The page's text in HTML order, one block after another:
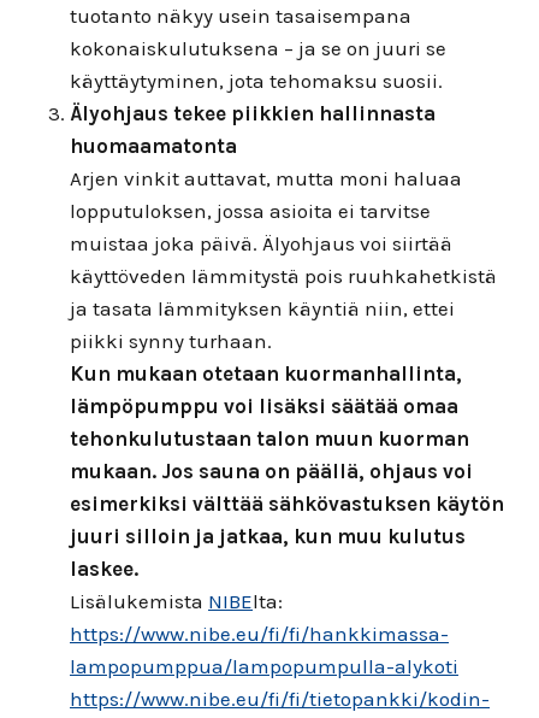
tuotanto näkyy usein tasaisempana
kokonaiskulutuksena – ja se on juuri se
käyttäytyminen, jota tehomaksu suosii.
Älyohjaus tekee piikkien hallinnasta
huomaamatonta
Arjen vinkit auttavat, mutta moni haluaa
lopputuloksen, jossa asioita ei tarvitse
muistaa joka päivä. Älyohjaus voi siirtää
käyttöveden lämmitystä pois ruuhkahetkistä
ja tasata lämmityksen käyntiä niin, ettei
piikki synny turhaan.
Kun mukaan otetaan kuormanhallinta,
lämpöpumppu voi lisäksi säätää omaa
tehonkulutustaan talon muun kuorman
mukaan. Jos sauna on päällä, ohjaus voi
esimerkiksi välttää sähkövastuksen käytön
juuri silloin ja jatkaa, kun muu kulutus
laskee.
Lisälukemista NIBElta:
https://www.nibe.eu/fi/fi/hankkimassa-
lampopumppua/lampopumpulla-alykoti
https://www.nibe.eu/fi/fi/tietopankki/kodin-